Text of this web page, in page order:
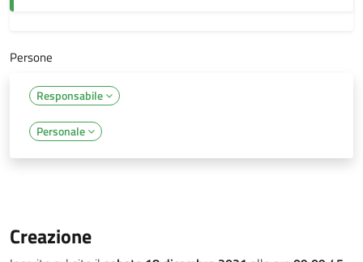
Persone
Responsabile
Personale
Creazione